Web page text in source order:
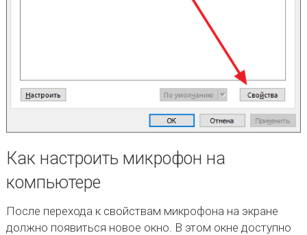
Как настроить микрофон на
компьютере
После перехода к свойствам микрофона на экране
должно появиться новое окно. В этом окне доступно